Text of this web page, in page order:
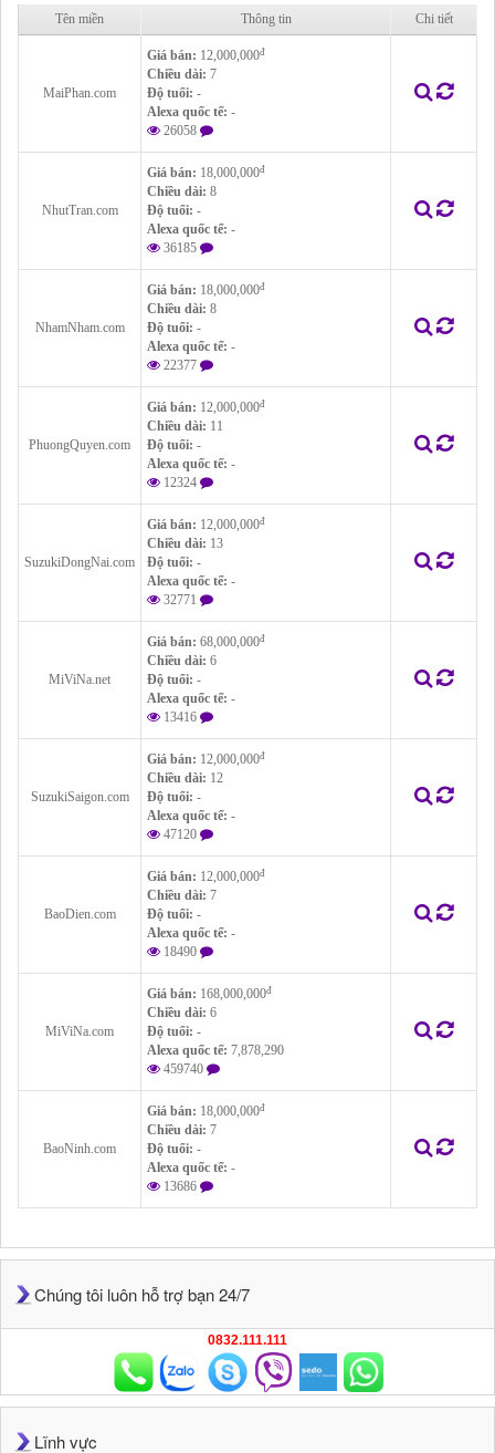
Tên miền Thông tin Chi tiết
MaiPhan.com
Giá bán: 12,000,000đ
Chiều dài: 7
Độ tuổi: -
Alexa quốc tế: -
26058
NhutTran.com
Giá bán: 18,000,000đ
Chiều dài: 8
Độ tuổi: -
Alexa quốc tế: -
36185
NhamNham.com
Giá bán: 18,000,000đ
Chiều dài: 8
Độ tuổi: -
Alexa quốc tế: -
22377
PhuongQuyen.com
Giá bán: 12,000,000đ
Chiều dài: 11
Độ tuổi: -
Alexa quốc tế: -
12324
SuzukiDongNai.com
Giá bán: 12,000,000đ
Chiều dài: 13
Độ tuổi: -
Alexa quốc tế: -
32771
MiViNa.net
Giá bán: 68,000,000đ
Chiều dài: 6
Độ tuổi: -
Alexa quốc tế: -
13416
SuzukiSaigon.com
Giá bán: 12,000,000đ
Chiều dài: 12
Độ tuổi: -
Alexa quốc tế: -
47120
BaoDien.com
Giá bán: 12,000,000đ
Chiều dài: 7
Độ tuổi: -
Alexa quốc tế: -
18490
MiViNa.com
Giá bán: 168,000,000đ
Chiều dài: 6
Độ tuổi: -
Alexa quốc tế: 7,878,290
459740
BaoNinh.com
Giá bán: 18,000,000đ
Chiều dài: 7
Độ tuổi: -
Alexa quốc tế: -
13686
Chúng tôi luôn hỗ trợ bạn 24/7
0832.111.111
Lĩnh vực